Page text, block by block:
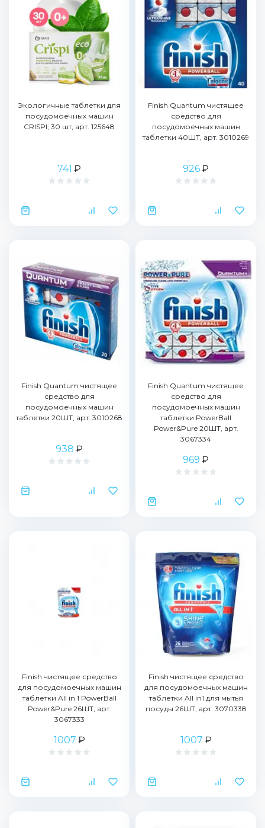
Экологичные таблетки для
посудомоечных машин
CRISPI, 30 шт, арт. 125648
741 ₽
Finish Quantum чистящее
средство для
посудомоечных машин
таблетки 40ШТ, арт. 3010269
926₽
Finish Quantum чистящее
средство для
посудомоечных машин
таблетки 20ШТ, арт. 3010268
938 ₽
Finish Quantum чистящее
средство для
посудомоечных машин
таблетки PowerBall
Power&Pure 20ШТ, арт.
3067334
969 ₽
Finish чистящее средство
для посудомоечных машин
таблетки All in 1 PowerBall
Power&Pure 26ШТ, арт.
3067333
1007 ₽
Finish чистящее средство
для посудомоечных машин
таблетки All in1 для мытья
посуды 26ШТ, арт. 3070338
1007 ₽